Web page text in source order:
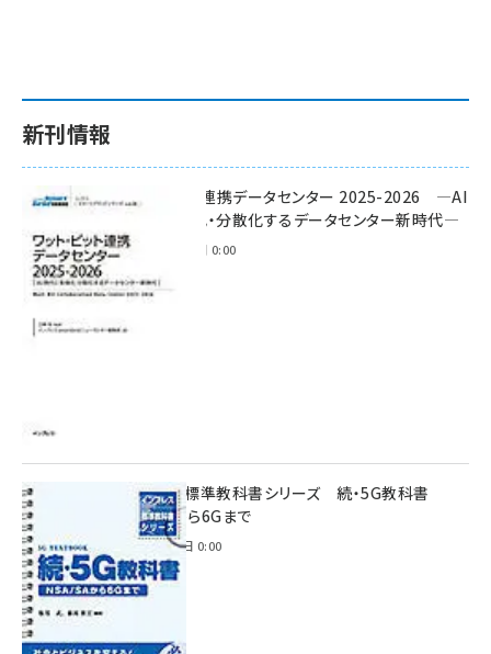
新刊情報
ワット・ビット連携データセンター 2025-2026 ―AI
時代に多様化・分散化するデータセンター新時代―
2025年11月28日 0:00
インプレス標準教科書シリーズ 続・5G教科書
NSA/SAから6Gまで
2023年4月3日 0:00